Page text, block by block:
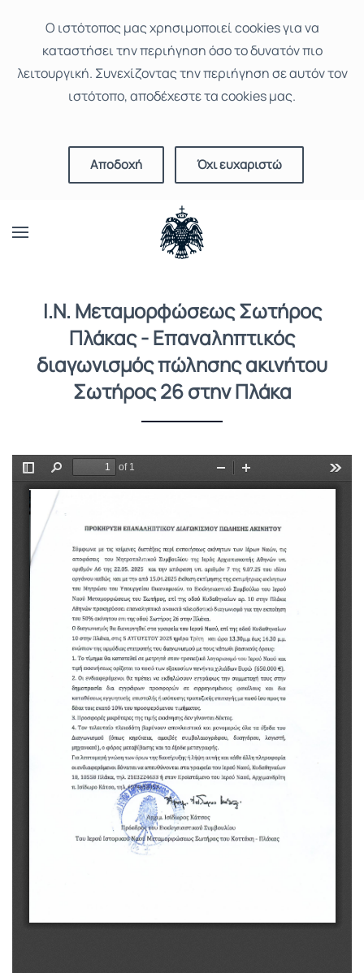
Ο ιστότοπoς μας χρησιμοποιεί cookies για να
καταστήσει την περιήγηση όσο το δυνατόν πιο
λειτουργική. Συνεχίζοντας την περιήγηση σε αυτόν τον
ιστότοπο, αποδέχεστε τα cookies μας.
Αποδοχή Όχι ευχαριστώ
Ι.Ν. Μεταμορφώσεως Σωτήρος
Πλάκας - Επαναληπτικός
διαγωνισμός πώλησης ακινήτου
Σωτήρος 26 στην Πλάκα